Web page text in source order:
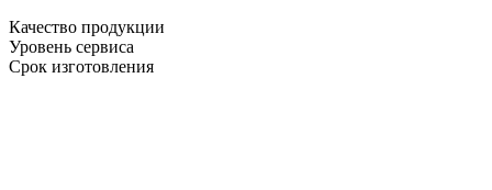
Качество продукции
Уровень сервиса
Срок изготовления